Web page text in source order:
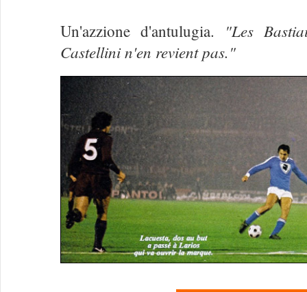
Un'azzione d'antulugia.
"Les
Castellini n'en revient pas."